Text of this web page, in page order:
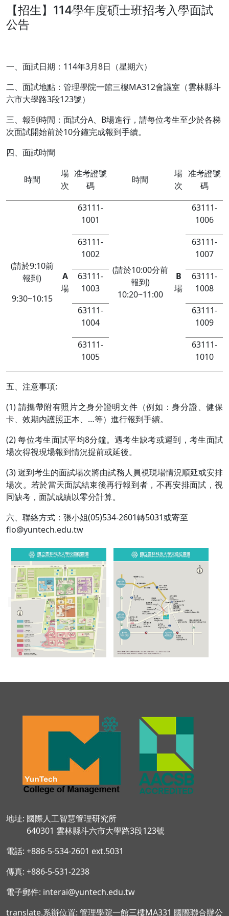
【招生】114學年度碩士班招考入學面試
公告
一、面試日期：114年3月8日（星期六）
二、面試地點：管理學院一館三樓MA312會議室（雲林縣斗
六市大學路3段123號）
三、報到時間：面試分A、B場進行，請每位考生至少於各梯
次面試開始前於10分鐘完成報到手續。
四、面試時間
時間
場
次
准考證號
碼
時間
場
次
准考證號
碼
(請於9:10前
報到)
9:30~10:15
A
場
63111-
1001
(請於10:00分前
報到)
10:20~11:00
B
場
63111-
1006
63111-
1002
63111-
1007
63111-
1003
63111-
1008
63111-
1004
63111-
1009
63111-
1005
63111-
1010
五、注意事項:
(1) 請攜帶附有照片之身分證明文件（例如：身分證、健保
卡、效期內護照正本、…等）進行報到手續。
(2) 每位考生面試平均8分鐘。遇考生缺考或遲到，考生面試
場次得視現場報到情況提前或延後。
(3) 遲到考生的面試場次將由試務人員視現場情況順延或安排
場次。若於當天面試結束後再行報到者，不再安排面試，視
同缺考，面試成績以零分計算。
六、聯絡方式：張小姐(05)534-2601轉5031或寄至
flo@yuntech.edu.tw
地址: 國際人工智慧管理研究所
640301 雲林縣斗六市大學路3段123號
電話: +886-5-534-2601 ext.5031
傳真: +886-5-531-2238
電子郵件: interai@yuntech.edu.tw
translate.系辦位置: 管理學院一館三樓MA331 國際聯合辦公